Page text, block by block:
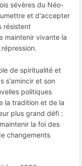
sévères du Néo-
et d'accepter
résistent
maintenir vivante la
de spiritualité et
s'amincir et son
politiques
la tradition et de la
plus grand défi :
la foi des
changements